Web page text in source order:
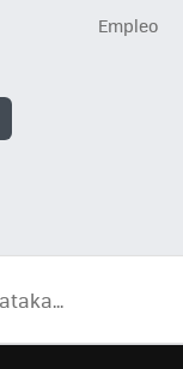
Empleo